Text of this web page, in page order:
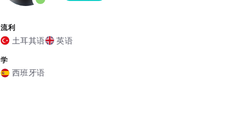
流利
土耳其语 英语
学
西班牙语